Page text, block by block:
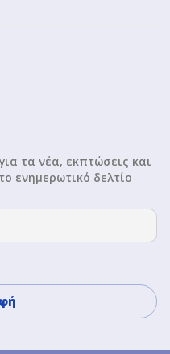
τα νέα, εκπτώσεις και
ενημερωτικό δελτίο